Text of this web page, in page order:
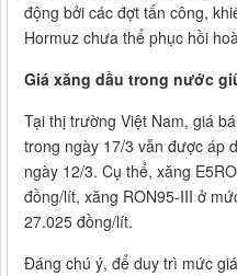
động bởi các đợt tấn công,
Hormuz chưa thể phục hồi
Giá xăng dầu trong nước
Tại thị trường Việt Nam, giá
trong ngày 17/3 vẫn được áp
ngày 12/3. Cụ thể, xăng
đồng/lít, xăng RON95-III ở
27.025 đồng/lít.
Đáng chú ý, để duy trì mức